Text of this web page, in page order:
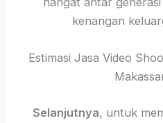
kenangan
Estimasi Jasa Video
Selanjutnya, untuk